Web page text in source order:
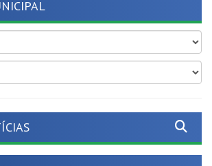
Mais proteção para as nossas
crianças!